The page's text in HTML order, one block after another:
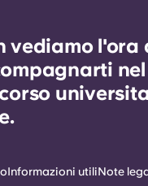
vediamo l'ora
Informazioni utiliNote